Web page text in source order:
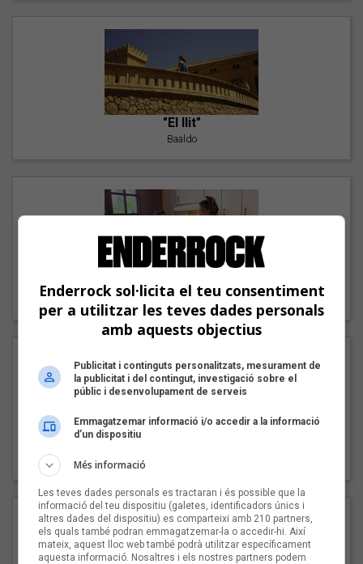
"El llit"
Baaldo
"Lo bueno y lo malo"
Carmen y María
Pep Álvarez amb Joan Muntaner (Xanguito)
Enderrock sol·licita el teu consentiment
per a utilitzar les teves dades personals
amb aquests objectius
Publicitat i continguts personalitzats, mesurament de
la publicitat i del contingut, investigació sobre el
públic i desenvolupament de serveis
Emmagatzemar informació i/o accedir a la informació
d’un dispositiu
Més informació
Les teves dades personals es tractaran i és possible que la
informació del teu dispositiu (galetes, identificadors únics i
altres dades del dispositiu) es comparteixi amb 210 partners,
els quals també podran emmagatzemar-la o accedir-hi. Així
mateix, aquest lloc web també podrà utilitzar específicament
aquesta informació. Nosaltres i els nostres partners podem